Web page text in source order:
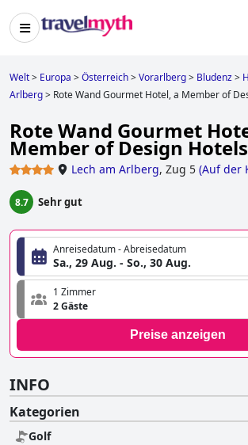
Welt> Europa >Österreich>Vorarlberg> Bludenz>
Arlberg> Rote Wand Gourmet Hotel, a Member of
Rote Wand Gourmet
Member of Design Hotels
Lech am Arlberg, Zug 5 (Auf der
8.7 Sehr gut
Anreisedatum - Abreisedatum
Sa., 29 Aug. - So., 30 Aug.
1 Zimmer
2 Gäste
Preise anzeigen
INFO
Kategorien
Golf